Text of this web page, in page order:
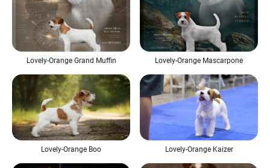
Lovely-Orange Grand Muffin Lovely-Orange Mascarpone
Lovely-Orange Boo Lovely-Orange Kaizer